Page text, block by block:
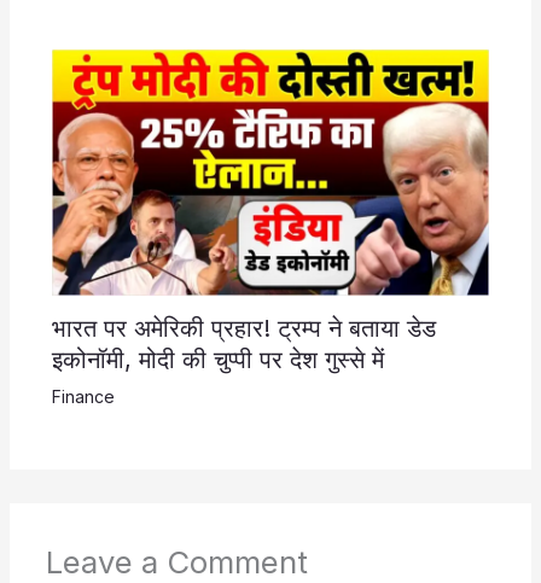
भारत पर अमेरिकी प्रहार! ट्रम्प ने बताया डेड
इकोनॉमी, मोदी की चुप्पी पर देश गुस्से में
Finance
Leave a Comment